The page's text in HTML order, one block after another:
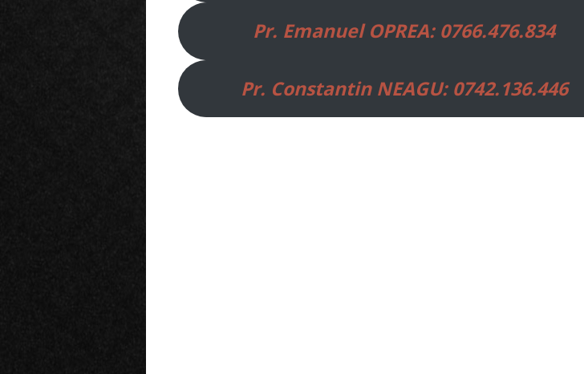
Pr. Emanuel OPREA: 0766.476.834
Pr. Constantin NEAGU: 0742.136.446